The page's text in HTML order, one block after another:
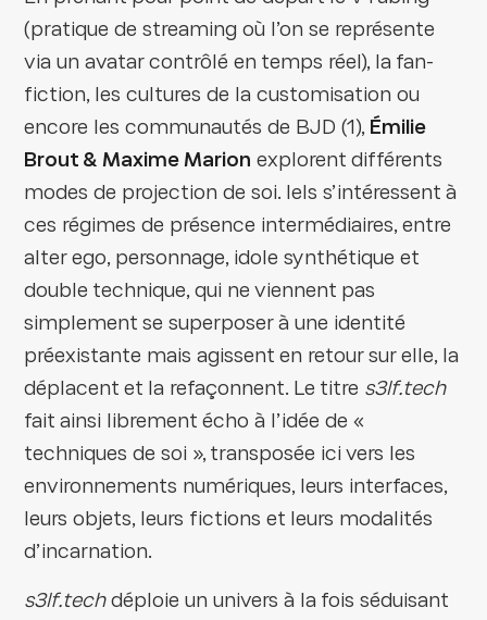
(pratique de streaming où l’on se représente
via un avatar contrôlé en temps réel), la fan-
fiction, les cultures de la customisation ou
encore les communautés de BJD (1), Émilie
Brout & Maxime Marion explorent différents
modes de projection de soi. Iels s’intéressent à
ces régimes de présence intermédiaires, entre
alter ego, personnage, idole synthétique et
double technique, qui ne viennent pas
simplement se superposer à une identité
préexistante mais agissent en retour sur elle, la
déplacent et la refaçonnent. Le titre s3lf.tech
fait ainsi librement écho à l’idée de «
techniques de soi », transposée ici vers les
environnements numériques, leurs interfaces,
leurs objets, leurs fictions et leurs modalités
d’incarnation.
s3lf.techdéploie un univers à la fois séduisant